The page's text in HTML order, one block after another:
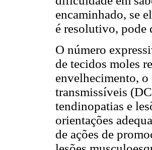
encaminhado, se
é resolutivo, pode
O número
de tecidos moles
envelhecimento, o
transmissíveis
tendinopatias e
orientações
de ações de